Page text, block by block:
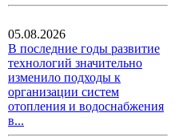
05.08.2026
В последние годы развитие
технологий значительно
изменило подходы к
организации систем
отопления и водоснабжения
в...